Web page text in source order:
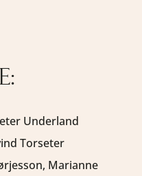
Underland
Torseter
Marianne